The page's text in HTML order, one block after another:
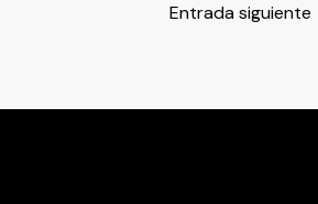
Entrada siguiente